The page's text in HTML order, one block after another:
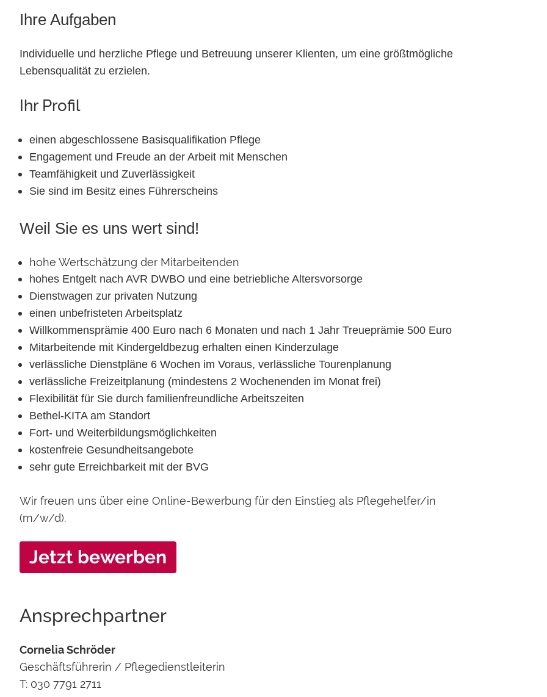
Ihre Aufgaben
Individuelle und herzliche Pflege und Betreuung unserer Klienten, um eine größtmögliche
Lebensqualität zu erzielen.
Ihr Profil
einen abgeschlossene Basisqualifikation Pflege
Engagement und Freude an der Arbeit mit Menschen
Teamfähigkeit und Zuverlässigkeit
Sie sind im Besitz eines Führerscheins
Weil Sie es uns wert sind!
hohe Wertschätzung der Mitarbeitenden
hohes Entgelt nach AVR DWBO und eine betriebliche Altersvorsorge
Dienstwagen zur privaten Nutzung
einen unbefristeten Arbeitsplatz
Willkommensprämie 400 Euro nach 6 Monaten und nach 1 Jahr Treueprämie 500 Euro
Mitarbeitende mit Kindergeldbezug erhalten einen Kinderzulage
verlässliche Dienstpläne 6 Wochen im Voraus, verlässliche Tourenplanung
verlässliche Freizeitplanung (mindestens 2 Wochenenden im Monat frei)
Flexibilität für Sie durch familienfreundliche Arbeitszeiten
Bethel-KITA am Standort
Fort- und Weiterbildungsmöglichkeiten
kostenfreie Gesundheitsangebote
sehr gute Erreichbarkeit mit der BVG
Wir freuen uns über eine Online-Bewerbung für den Einstieg als Pflegehelfer/in
(m/w/d).
Jetzt bewerben
Ansprechpartner
Cornelia Schröder
Geschäftsführerin / Pflegedienstleiterin
T: 030 7791 2711